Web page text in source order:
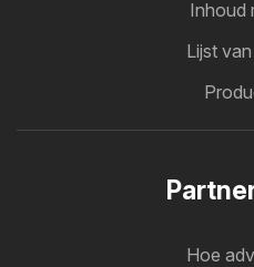
Inhoud
Lijst
Hoe